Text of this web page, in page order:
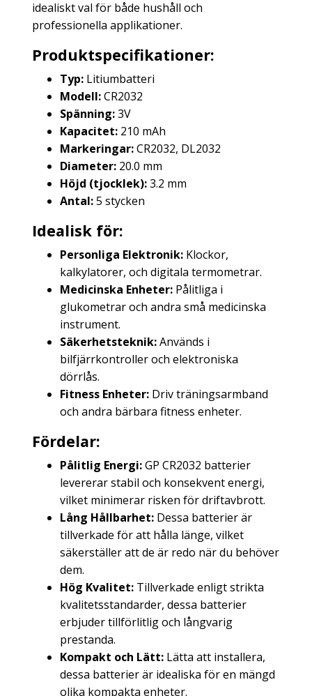
idealiskt val för både hushåll och
professionella applikationer.
Produktspecifikationer:
Typ: Litiumbatteri
Modell:CR2032
Spänning:3V
Kapacitet: 210 mAh
Markeringar:CR2032, DL2032
Diameter: 20.0 mm
Höjd (tjocklek):3.2 mm
Antal:5 stycken
Idealisk för:
Personliga Elektronik: Klockor,
kalkylatorer, och digitala termometrar.
Medicinska Enheter: Pålitliga i
glukometrar och andra små medicinska
instrument.
Säkerhetsteknik:Används i
bilfjärrkontroller och elektroniska
dörrlås.
Fitness Enheter: Driv träningsarmband
och andra bärbara fitness enheter.
Fördelar:
Pålitlig Energi:GP CR2032 batterier
levererar stabil och konsekvent energi,
vilket minimerar risken för driftavbrott.
Lång Hållbarhet: Dessa batterier är
tillverkade för att hålla länge, vilket
säkerställer att de är redo när du behöver
dem.
Hög Kvalitet: Tillverkade enligt strikta
kvalitetsstandarder, dessa batterier
erbjuder tillförlitlig och långvarig
prestanda.
Kompakt och Lätt: Lätta att installera,
dessa batterier är idealiska för en mängd
olika kompakta enheter.